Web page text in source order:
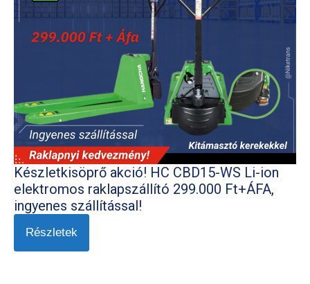
Készletkisöprő akció! HC CBD15-WS Li-ion
elektromos raklapszállító 299.000 Ft+ÁFA,
ingyenes szállítással!
Részletek